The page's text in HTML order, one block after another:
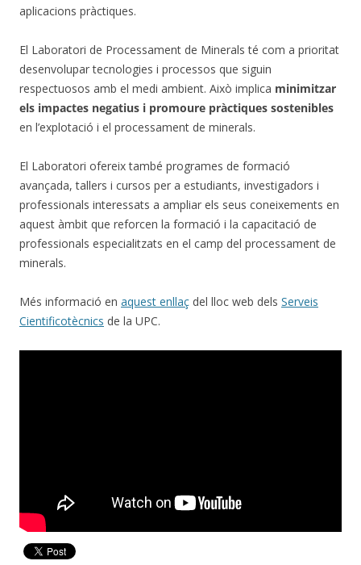
aplicacions pràctiques.
El Laboratori de Processament de Minerals té com a prioritat
desenvolupar tecnologies i processos que siguin
respectuosos amb el medi ambient. Això implica minimitzar
els impactes negatius i promoure pràctiques sostenibles
en l’explotació i el processament de minerals.
El Laboratori ofereix també programes de formació
avançada, tallers i cursos per a estudiants, investigadors i
professionals interessats a ampliar els seus coneixements en
aquest àmbit que reforcen la formació i la capacitació de
professionals especialitzats en el camp del processament de
minerals.
Més informació en aquest enllaç del lloc web dels Serveis
Cientificotècnics de la UPC.